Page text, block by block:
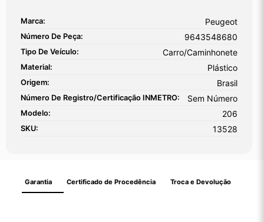
Marca: Peugeot
Número De Peça: 9643548680
Tipo De Veículo: Carro/Caminhonete
Material: Plástico
Origem: Brasil
Número De Registro/certificação INMETRO: Sem Número
Modelo: 206
SKU: 13528
Garantia Certificado de Procedência Troca e Devolução